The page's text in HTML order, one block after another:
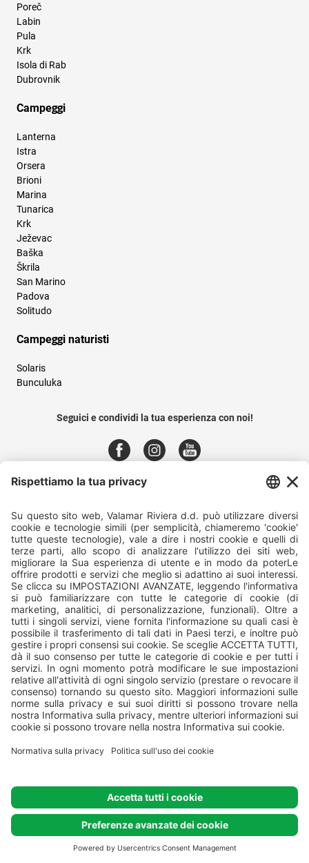
Poreč
Labin
Pula
Krk
Isola di Rab
Dubrovnik
Campeggi
Lanterna
Istra
Orsera
Brioni
Marina
Tunarica
Krk
Ježevac
Baška
Škrila
San Marino
Padova
Solitudo
Campeggi naturisti
Solaris
Bunculuka
Seguici e condividi la tua esperienza con noi!
Stancija Kaligari 1, Poreč, Croatia.© Valamar Camping
riservati
Preferenze sui cookie Politica sull’uso dei cookie
Normativa
sulla privacy